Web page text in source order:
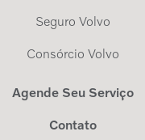
Seguro Volvo
Consórcio Volvo
Agende Seu Serviço
Contato